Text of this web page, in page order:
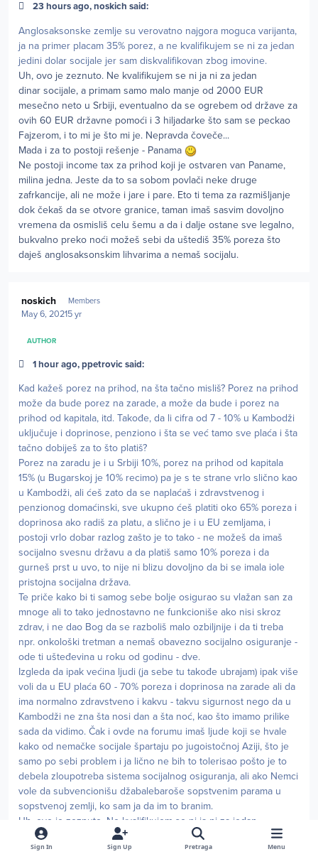
23 hours ago, noskich said:
Anglosaksonske zemlje su verovatno najgora moguca varijanta,
ja na primer placam 35% porez, a ne kvalifikujem se ni za jedan
jedini dolar socijale jer sam diskvalifikovan zbog imovine.
Uh, ovo je zeznuto. Ne kvalifikujem se ni ja ni za jedan
dinar socijale, a primam samo malo manje od 2000 EUR
mesečno neto u Srbiji, eventualno da se ogrebem od države za
ovih 60 EUR državne pomoći i 3 hiljadarke što sam se peckao
Fajzerom, i to mi je što mi je. Nepravda čoveče...
Mada i za to postoji rešenje - Panama
Ne postoji income tax za prihod koji je ostvaren van Paname,
milina jedna. Jeste da to sa sobom povlači neke druge
zafrkancije, ali ne može i jare i pare. Eto ti tema za razmišljanje
dok čekaš da se otvore granice, taman imaš sasvim dovoljno
vremena da osmisliš celu šemu a da i dalje ostane sve legalno,
bukvalno preko noći možeš sebi da uštediš 35% poreza što
daješ anglosaksonskim lihvarima a nemaš socijalu.
noskich Members
May 6, 20215 yr
AUTHOR
1 hour ago, ppetrovic said:
Kad kažeš porez na prihod, na šta tačno misliš? Porez na prihod
može da bude porez na zarade, a može da bude i porez na
prihod od kapitala, itd. Takođe, da li cifra od 7 - 10% u Kambodži
uključuje i doprinose, penziono i šta se već tamo sve plaća i šta
tačno dobiješ za to što platiš?
Porez na zaradu je i u Srbiji 10%, porez na prihod od kapitala
15% (u Bugarskoj je 10% recimo) pa je s te strane vrlo slično kao
u Kambodži, ali ćeš zato da se naplaćaš i zdravstvenog i
penzionog domaćinski, sve ukupno ćeš platiti oko 65% poreza i
doprinosa ako radiš za platu, a slično je i u EU zemljama, i
postoji vrlo dobar razlog zašto je to tako - ne možeš da imaš
socijalno svesnu državu a da platiš samo 10% poreza i da
gurneš prst u uvo, to nije ni blizu dovoljno da bi se imala iole
pristojna socijalna država.
Te priče kako bi ti samog sebe bolje osigurao su vlažan san za
mnoge ali to tako jednostavno ne funkcioniše ako nisi skroz
zdrav, i ne dao Bog da se razboliš malo ozbiljnije i da ti treba
npr. onkološki tretman a nemaš obavezno socijalno osiguranje -
ode ti ušteđevina u roku od godinu - dve.
Izgleda da ipak većina ljudi (ja sebe tu takođe ubrajam) ipak više
voli da u EU plaća 60 - 70% poreza i doprinosa na zarade ali da
ima normalno zdravstveno i kakvu - takvu sigurnost nego da u
Kambodži ne zna šta nosi dan a šta noć, kao što imamo prilike
sada da vidimo. Čak i ovde na forumu imaš ljude koji se hvale
kako od nemačke socijale špartaju po jugoistočnoj Aziji, što je
samo po sebi problem i ja lično ne bih to tolerisao pošto je to
debela zloupotreba sistema socijalnog osiguranja, ali ako Nemci
vole da subvencionišu džabalebaroše sopstvenim parama u
sopstvenoj zemlji, ko sam ja da im to branim.
Uh, ovo je zeznuto. Ne kvalifikujem se ni ja ni za jedan
dinar socijale, a primam samo malo manje od 2000 EUR
mesečno neto u Srbiji, eventualno da se ogrebem od države za
Sign In Sign Up Pretraga Menu